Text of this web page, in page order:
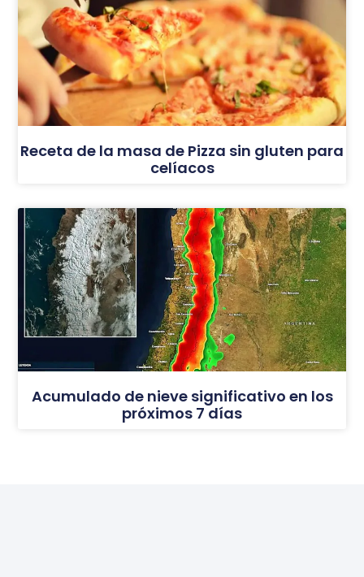
Receta de la masa de Pizza sin gluten para
celíacos
Acumulado de nieve significativo en los
próximos 7 días